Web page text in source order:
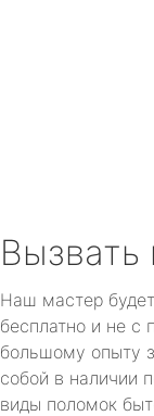
Вызвать
Наш мастер
бесплатно и не с
большому опыту
собой в наличии
виды поломок